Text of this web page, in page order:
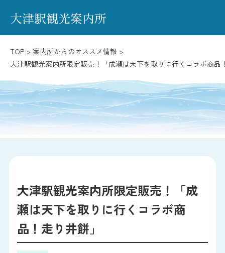
大津駅観光案内所
TOP > 案内所からのオススメ情報 >
大津駅観光案内所限定販売！「成瀬は天下を取りに行くコラボ商品
大津駅観光案内所限定販売！「成
瀬は天下を取りに行くコラボ商
品！走り井餅」